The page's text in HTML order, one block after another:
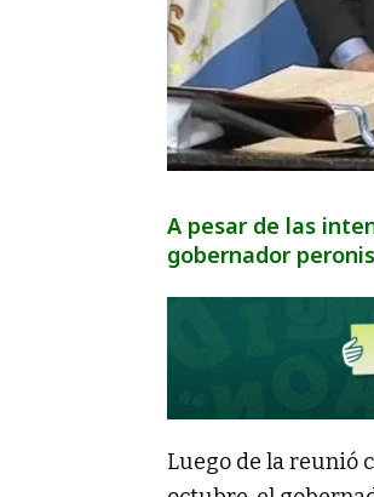
A pesar de las
gobernador
Luego de la reunió